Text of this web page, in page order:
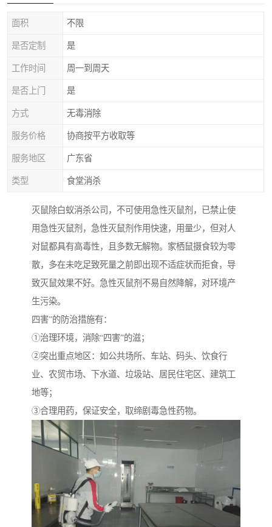
面积 不限
是否定制 是
工作时间 周一到周天
是否上门 是
方式 无毒消除
服务价格 协商按平方收取等
服务地区 广东省
类型 食堂消杀
灭鼠除白蚁消杀公司，不可使用急性灭鼠剂，已禁止使
用急性灭鼠剂，急性灭鼠剂作用快速，用量少，但对人
对鼠都具有高毒性，且多数无解物。家栖鼠摄食较为零
散，多在未吃足致死量之前即出现不适症状而拒食，导
致灭鼠效果不好。急性灭鼠剂不易自然降解，对环境产
生污染。
四害”的防治措施有：
①治理环境，消除“四害”的滋；
②突出重点地区：如公共场所、车站、码头、饮食行
业、农贸市场、下水道、垃圾站、居民住宅区、建筑工
地等；
③合理用药，保证安全，取缔剧毒急性药物。